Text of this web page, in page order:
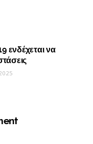
ενδέχεται να